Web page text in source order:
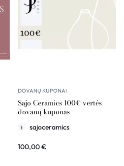
DOVANŲ KUPONAI
Sajo Ceramics 100€ vertės
dovanų kuponas
sajoceramics
100,00€